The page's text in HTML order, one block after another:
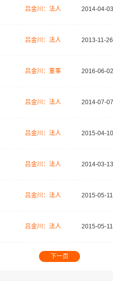
吕金川：法人 2014-04-03
吕金川：法人 2013-11-26
吕金川：董事 2016-06-02
吕金川：法人 2014-07-07
吕金川：法人 2015-04-10
吕金川：法人 2014-03-13
吕金川：法人 2015-05-11
吕金川：法人 2015-05-11
下一页